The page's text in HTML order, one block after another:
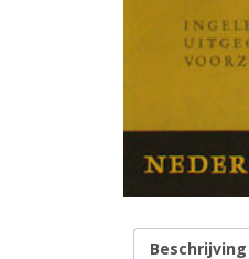
Beschrijving